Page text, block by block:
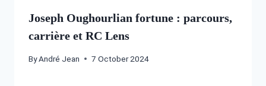
Joseph Oughourlian fortune : parcours,
carrière et RC Lens
ByAndré Jean 7 October 2024